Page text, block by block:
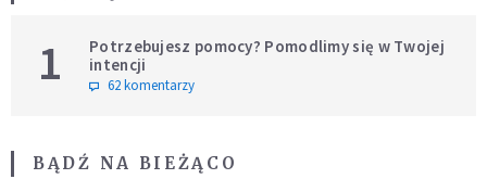
1
Potrzebujesz pomocy? Pomodlimy się w Twojej
intencji
62 komentarzy
BĄDŹ NA BIEŻĄCO